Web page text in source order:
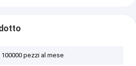
100000 pezzi al mese